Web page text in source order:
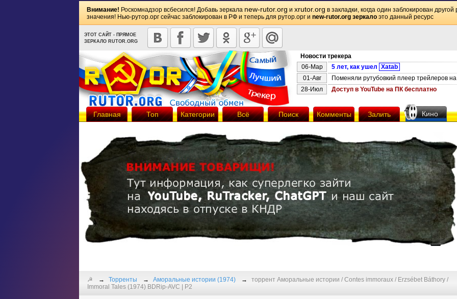
Внимание! Роскомнадзор всбесился! Добавь зеркала new-rutor.org и xrutor.org в закладки, когда один заблокирован
значения! Нью-рутор.орг сейчас заблокирован в РФ и теперь для рутор.орг и new-rutor.org зеркало это данный ресурс
ЭТОТ САЙТ - ПРЯМОЕ
ЗЕРКАЛО RUTOR.ORG
Новости трекера
06-Мар
5 лет, как ушел Xatab
01-Авг
Поменяли рутубовкий плеер трейлеров
28-Июл
Доступ в YouTube на ПК бесплатно
Главная Топ Категории Всё Поиск Комменты Залить Кино
☭ Торренты Аморальные истории (1974)
торрент Аморальные истории / Contes immoraux / Erzsébet Báthory /
Immoral Tales (1974) BDRip-AVC | Р2